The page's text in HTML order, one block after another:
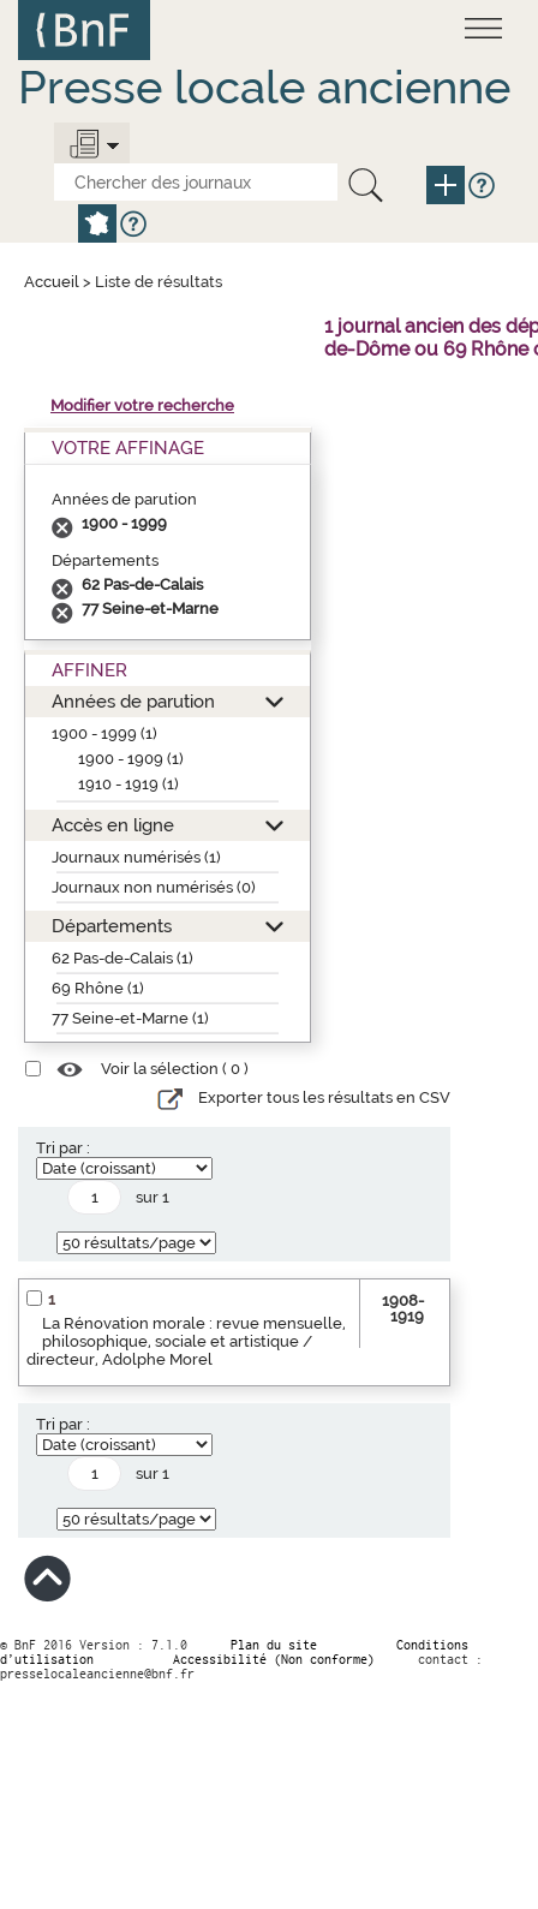
contenu
principal
Presse locale ancienne
Accueil > Liste de résultats
1 journal ancien des
de-Dôme ou 69 Rhône
Modifier votre recherche
VOTRE AFFINAGE
Années de parution
1900 - 1999
Départements
62 Pas-de-Calais
77 Seine-et-Marne
AFFINER
Années de parution
1900 - 1999 (1)
1900 - 1909 (1)
1910 - 1919 (1)
Accès en ligne
Journaux numérisés (1)
Journaux non numérisés (0)
Départements
62 Pas-de-Calais (1)
69 Rhône (1)
77 Seine-et-Marne (1)
Voir la sélection ( 0 )
Exporter tous les résultats en CSV
Tri par :
sur 1
1
La Rénovation morale : revue mensuelle,
philosophique, sociale et artistique /
directeur, Adolphe Morel
1908-
1919
Tri par :
sur 1
© BnF 2016 Version : 7.1.0 Plan du site
Conditions
d’utilisation
Accessibilité (Non conforme)
contact :
presselocaleancienne@bnf.fr
Panneau de gestion des cookies